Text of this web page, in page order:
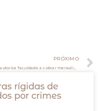
PRÓXIMO
STJ autoriza faculdade a cobrar mensalidade maior de alunos calouros
rígidas de
por crimes